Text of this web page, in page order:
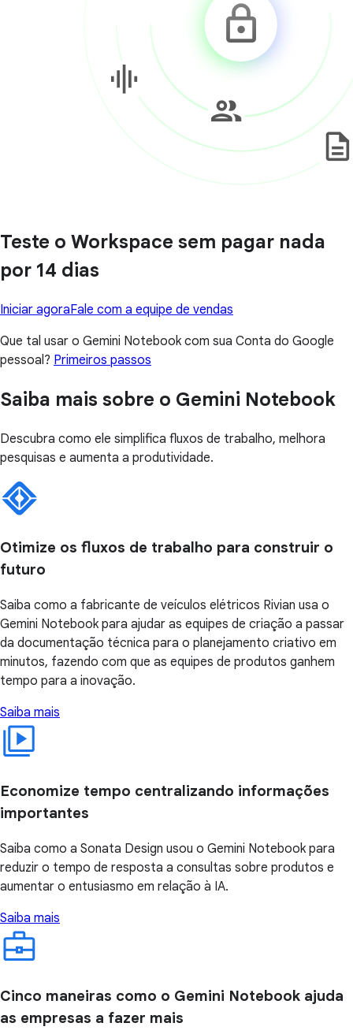
Teste o Workspace sem pagar nada
por 14 dias
Iniciar agoraFale com a equipe de vendas
Que tal usar o Gemini Notebook com sua Conta do Google
pessoal? Primeiros passos
Saiba mais sobre o Gemini Notebook
Descubra como ele simplifica fluxos de trabalho, melhora
pesquisas e aumenta a produtividade.
Otimize os fluxos de trabalho para construir o
futuro
Saiba como a fabricante de veículos elétricos Rivian usa o
Gemini Notebook para ajudar as equipes de criação a passar
da documentação técnica para o planejamento criativo em
minutos, fazendo com que as equipes de produtos ganhem
tempo para a inovação.
Saiba mais
Economize tempo centralizando informações
importantes
Saiba como a Sonata Design usou o Gemini Notebook para
reduzir o tempo de resposta a consultas sobre produtos e
aumentar o entusiasmo em relação à IA.
Saiba mais
Cinco maneiras como o Gemini Notebook ajuda
as empresas a fazer mais